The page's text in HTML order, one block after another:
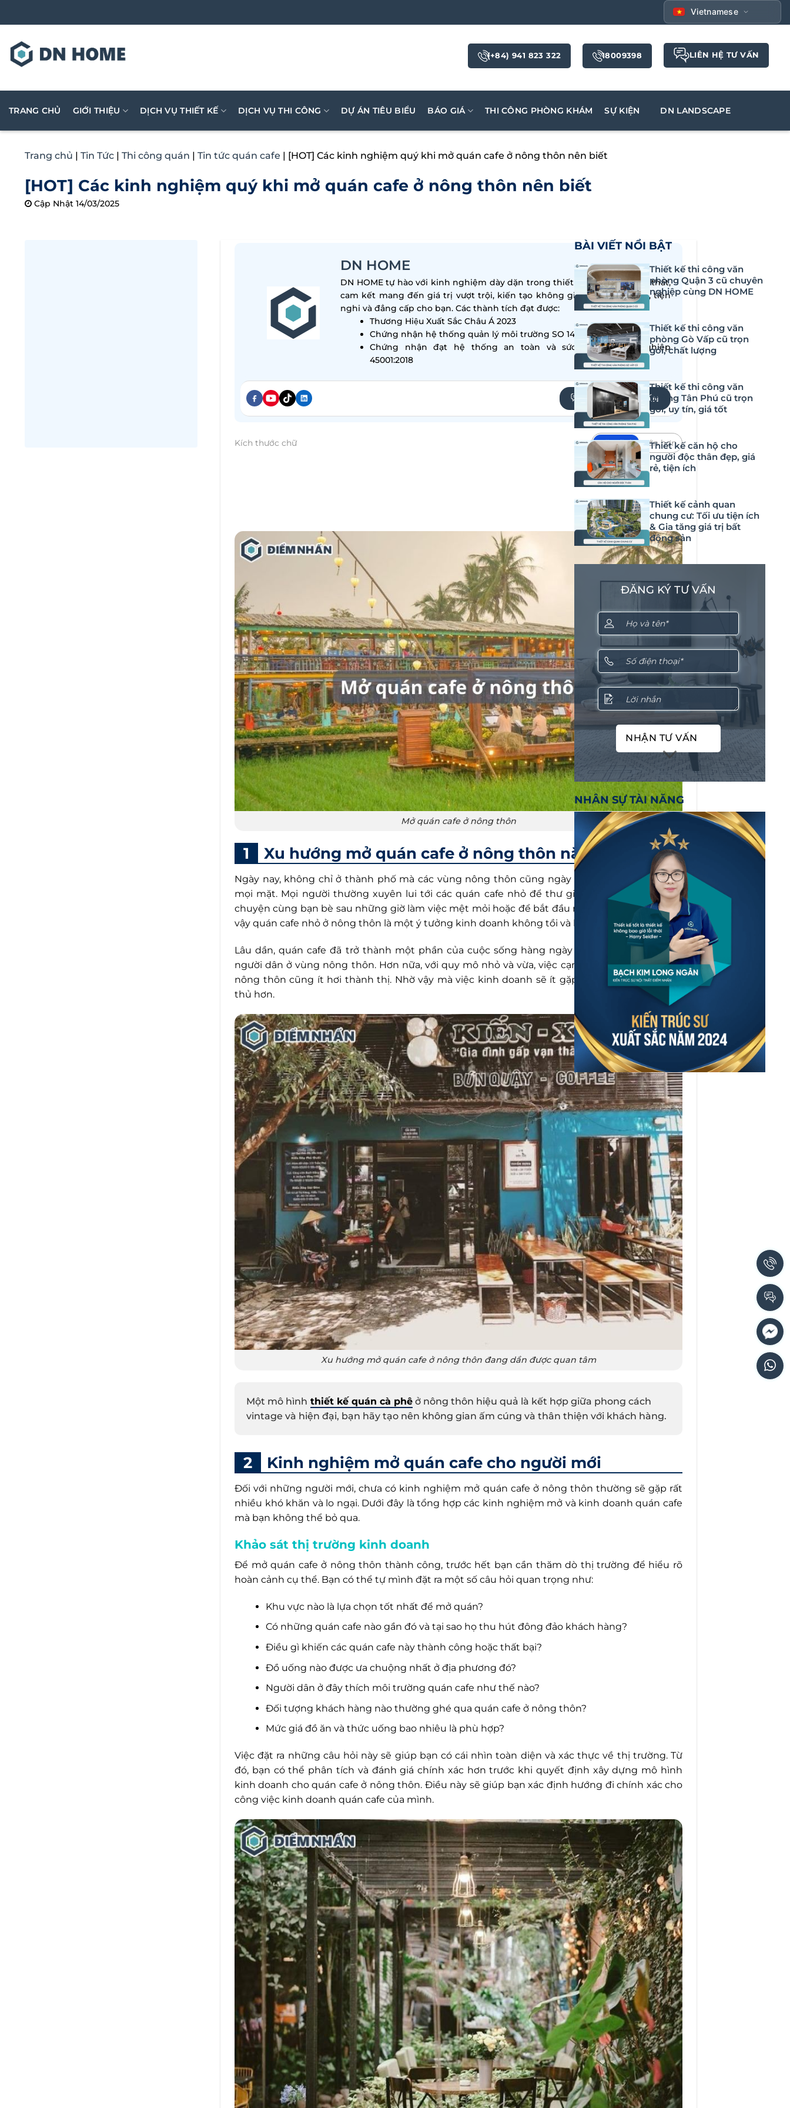
qua
dung
Vietnamese
(+84) 941 823 322 18009398 LIÊN HỆ TƯ VẤN
TRANG CHỦ GIỚI THIỆU DỊCH VỤ THIẾT KẾ DỊCH VỤ THI CÔNG DỰ ÁN TIÊU BIỂU BÁO GIÁ THI CÔNG PHÒNG KHÁM SỰ KIỆN DN LANDSCAPE
Trang chủ | Tin Tức | Thi công quán | Tin tức quán cafe | [HOT] Các kinh nghiệm quý khi mở quán cafe ở nông thôn nên biết
[HOT] Các kinh nghiệm quý khi mở quán cafe ở nông thôn nên biết
Cập Nhật 14/03/2025
DN HOME
DN HOME tự hào với kinh nghiệm dày dặn trong thiết kế – thi công nội thất,
cam kết mang đến giá trị vượt trội, kiến tạo không gian sống hiện đại, tiện
nghi và đẳng cấp cho bạn. Các thành tích đạt được:
Thương Hiệu Xuất Sắc Châu Á 2023
Chứng nhận hệ thống quản lý môi trường SO 14001:2015
Chứng nhận đạt hệ thống an toàn và sức khỏe nghề nghiệp
45001:2018
YÊU CẦU TƯ VẤN
Kích thước chữ Mặc định Lớn hơn
Tính đến năm 2024, các vùng nông thôn đang dần trải qua quá trình đô thị hóa, cuộc sống và
nhu cầu của người dân cũng đang phát triển. Vì vậy, việc mở quán cafe ở nông thôn có thể là
một ý tưởng kinh doanh rất tiềm năng. Vậy làm sao để mở quán cafe ở nông thôn phù hợp,
mang đến lợi nhuận về kinh tế trong bài viết này chúng ta sẽ cùng đi tìm hiểu rõ hơn.
Mở quán cafe ở nông thôn
Xu hướng mở quán cafe ở nông thôn năm 2024
Ngày nay, không chỉ ở thành phố mà các vùng nông thôn cũng ngày một phát triển hơn về
mọi mặt. Mọi người thường xuyên lui tới các quán cafe nhỏ để thư giãn, nghỉ ngơi hoặc trò
chuyện cùng bạn bè sau những giờ làm việc mệt mỏi hoặc để bắt đầu một ngày mới. Chính vì
vậy quán cafe nhỏ ở nông thôn là một ý tưởng kinh doanh không tồi và khá hấp dẫn.
Lâu dần, quán cafe đã trở thành một phần của cuộc sống hàng ngày của giới trẻ cũng như
người dân ở vùng nông thôn. Hơn nữa, với quy mô nhỏ và vừa, việc cạnh tranh của quán cafe
nông thôn cũng ít hơi thành thị. Nhờ vậy mà việc kinh doanh sẽ ít gặp khó khăn và có ít đối
thủ hơn.
Xu hướng mở quán cafe ở nông thôn đang dần được quan tâm
Một mô hình thiết kế quán cà phê ở nông thôn hiệu quả là kết hợp giữa phong cách
vintage và hiện đại, bạn hãy tạo nên không gian ấm cúng và thân thiện với khách hàng.
Kinh nghiệm mở quán cafe cho người mới
Đối với những người mới, chưa có kinh nghiệm mở quán cafe ở nông thôn thường sẽ gặp rất
nhiều khó khăn và lo ngại. Dưới đây là tổng hợp các kinh nghiệm mở và kinh doanh quán cafe
mà bạn không thể bỏ qua.
Khảo sát thị trường kinh doanh
Để mở quán cafe ở nông thôn thành công, trước hết bạn cần thăm dò thị trường để hiểu rõ
hoàn cảnh cụ thể. Bạn có thể tự mình đặt ra một số câu hỏi quan trọng như:
Khu vực nào là lựa chọn tốt nhất để mở quán?
Có những quán cafe nào gần đó và tại sao họ thu hút đông đảo khách hàng?
Điều gì khiến các quán cafe này thành công hoặc thất bại?
Đồ uống nào được ưa chuộng nhất ở địa phương đó?
Người dân ở đây thích môi trường quán cafe như thế nào?
Đối tượng khách hàng nào thường ghé qua quán cafe ở nông thôn?
Mức giá đồ ăn và thức uống bao nhiêu là phù hợp?
Việc đặt ra những câu hỏi này sẽ giúp bạn có cái nhìn toàn diện và xác thực về thị trường. Từ
đó, bạn có thể phân tích và đánh giá chính xác hơn trước khi quyết định xây dựng mô hình
kinh doanh cho quán cafe ở nông thôn. Điều này sẽ giúp bạn xác định hướng đi chính xác cho
công việc kinh doanh quán cafe của mình.
BÀI VIẾT NỔI BẬT
Thiết kế thi công văn
phòng Quận 3 cũ chuyên
nghiệp cùng DN HOME
Thiết kế thi công văn
phòng Gò Vấp cũ trọn
gói, chất lượng
Thiết kế thi công văn
phòng Tân Phú cũ trọn
gói, uy tín, giá tốt
Thiết kế căn hộ cho
người độc thân đẹp, giá
rẻ, tiện ích
Thiết kế cảnh quan
chung cư: Tối ưu tiện ích
& Gia tăng giá trị bất
động sản
ĐĂNG KÝ TƯ VẤN
NHẬN TƯ VẤN
NHÂN SỰ TÀI NĂNG